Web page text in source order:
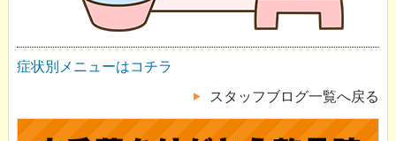
症状別メニューはコチラ
スタッフブログ一覧へ戻る